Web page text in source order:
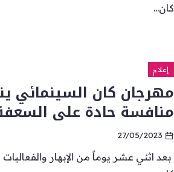
كان...
إعلام
منافسة حادة على
27/05/2023
بعد اثني عشر يوماً من الإبهار